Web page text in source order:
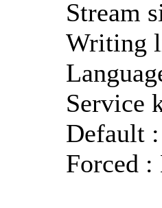
Stream
Writing
Service
Default :
Forced :